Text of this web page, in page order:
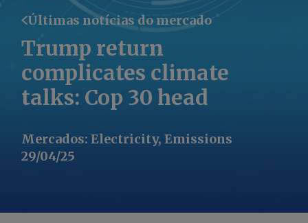
Últimas notícias do mercado
Trump return
complicates climate
talks: Cop 30 head
Mercados: Electricity, Emissions
29/04/25